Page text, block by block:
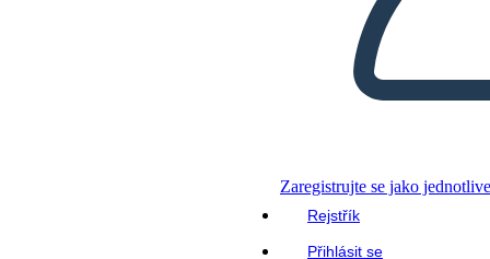
Zaregistrujte se jako
Rejstřík
Přihlásit se